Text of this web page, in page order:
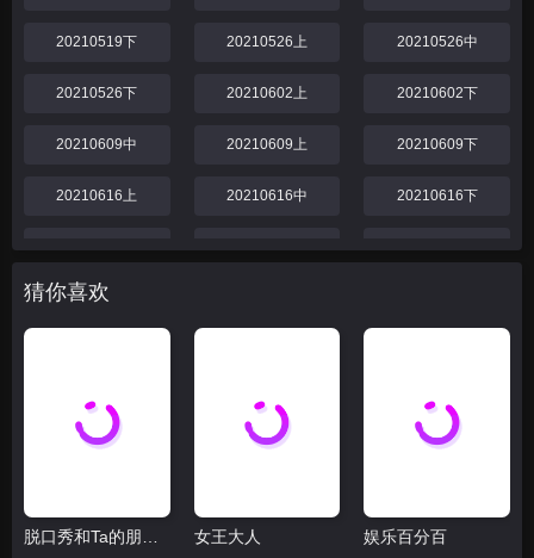
20210519下 20210526上 20210526中
20210526下 20210602上 20210602下
20210609中 20210609上 20210609下
20210616上 20210616中 20210616下
20210623上 20210623中 20210623下
20210630上
猜你喜欢
脱口秀和Ta的朋友们 第二季 女王大人 娱乐百分百